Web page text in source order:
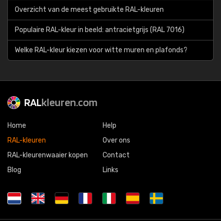
Overzicht van de meest gebruikte RAL-kleuren
Populaire RAL-kleur in beeld: antracietgrijs (RAL 7016)
Welke RAL-kleur kiezen voor witte muren en plafonds?
RALkleuren.com
Home
RAL-kleuren
RAL-kleurenwaaier kopen
Blog
Help
Over ons
Contact
Links